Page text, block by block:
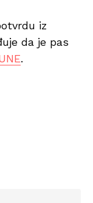
iz
da je pas
.